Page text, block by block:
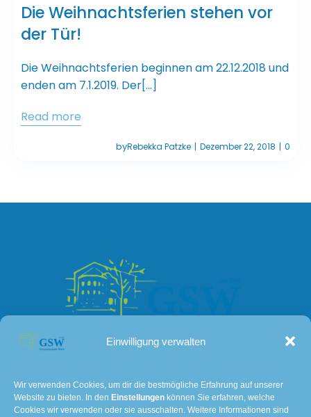
Einwilligung verwalten
Wir verwenden Cookies, um dir die bestmögliche Erfahrung auf unserer
Website zu bieten. In den Einstellungen können Sie erfahren, welche
Cookies wir verwenden oder sie ausschalten. Weitere Informationen sind
Die Weihnachtsferien stehen vor
der Tür!
Die Weihnachtsferien beginnen am 22.12.2018 und
enden am 7.1.2019. Der[…]
Read more
byRebekka Patzke | Dezember 22, 2018 | 0
Lissaer Straße 7